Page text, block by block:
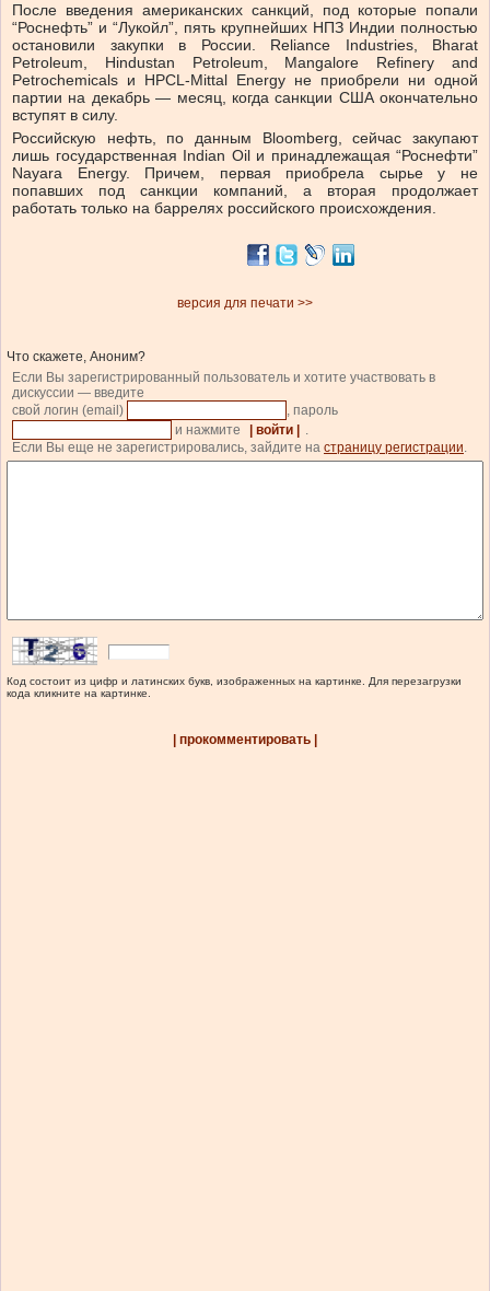
После введения американских санкций, под которые попали
“Роснефть” и “Лукойл”, пять крупнейших НПЗ Индии полностью
остановили закупки в России. Reliance Industries, Bharat
Petroleum, Hindustan Petroleum, Mangalore Refinery and
Petrochemicals и HPCL-Mittal Energy не приобрели ни одной
партии на декабрь — месяц, когда санкции США окончательно
вступят в силу.
Российскую нефть, по данным Bloomberg, сейчас закупают
лишь государственная Indian Oil и принадлежащая “Роснефти”
Nayara Energy. Причем, первая приобрела сырье у не
попавших под санкции компаний, а вторая продолжает
работать только на баррелях российского происхождения.
версия для печати >>
Что скажете, Аноним?
Если Вы зарегистрированный пользователь и хотите участвовать в
дискуссии — введите
свой логин (email)
, пароль
и нажмите
| войти |
.
Если Вы еще не зарегистрировались, зайдите на страницу регистрации.
Код состоит из цифр и латинских букв, изображенных на картинке. Для перезагрузки
кода кликните на картинке.
| прокомментировать |